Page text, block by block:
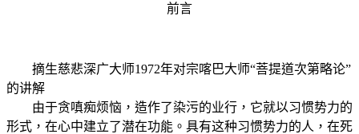
前言
摘生慈悲深广大师1972年对宗喀巴大师“菩提道次第略论”
的讲解
由于贪嗔痴烦恼，造作了染污的业行，它就以习惯势力的
形式，在心中建立了潜在功能。具有这种习惯势力的人，在死